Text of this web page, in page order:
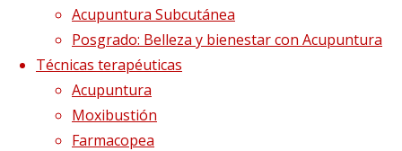
Acupuntura Subcutánea
Posgrado: Belleza y bienestar con Acupuntura
Técnicas terapéuticas
Acupuntura
Moxibustión
Farmacopea
Tamaño completo1500 × 838pixelsLa